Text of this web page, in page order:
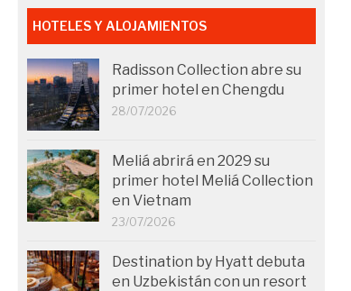
HOTELES Y ALOJAMIENTOS
Radisson Collection abre su
primer hotel en Chengdu
28/07/2026
Meliá abrirá en 2029 su
primer hotel Meliá Collection
en Vietnam
23/07/2026
Destination by Hyatt debuta
en Uzbekistán con un resort